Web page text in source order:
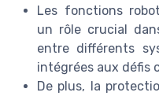
Les fonctions
un rôle crucial
entre différents
intégrées aux défis
De plus, la